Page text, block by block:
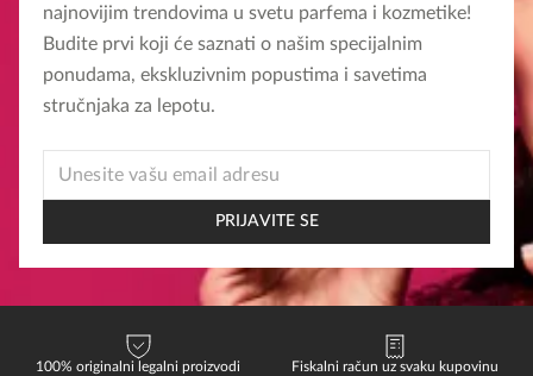
najnovijim trendovima u svetu parfema i kozmetike!
Budite prvi koji će saznati o našim specijalnim
ponudama, ekskluzivnim popustima i savetima
stručnjaka za lepotu.
EMAIL
PRIJAVITE SE
100% originalni legalni proizvodi Fiskalni račun uz svaku kupovinu